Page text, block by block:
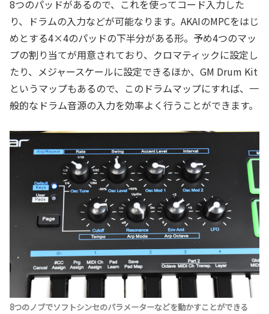
8つのパッドがあるので、これを使ってコード入力した
り、ドラムの入力などが可能なります。AKAIのMPCをはじ
めとする4×4のパッドの下半分がある形。予め4つのマッ
プの割り当てが用意されており、クロマティックに設定し
たり、メジャースケールに設定できるほか、GM Drum Kit
というマップもあるので、このドラムマップにすれば、一
般的なドラム音源の入力を効率よく行うことができます。
8つのノブでソフトシンセのパラメーターなどを動かすことができる